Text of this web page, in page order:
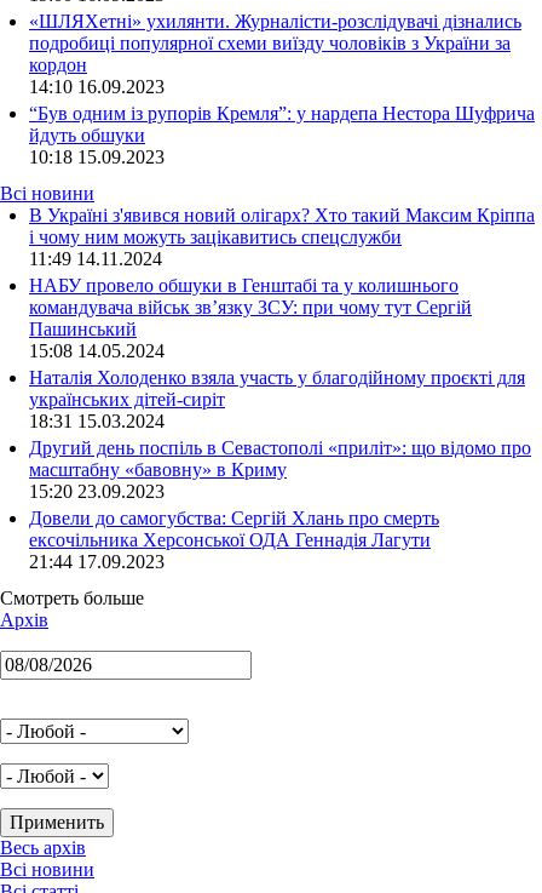
«ШЛЯХетні» ухилянти. Журналісти-розслідувачі дізнались
подробиці популярної схеми виїзду чоловіків з України за
кордон
14:10 16.09.2023
“Був одним із рупорів Кремля”: у нардепа Нестора Шуфрича
йдуть обшуки
10:18 15.09.2023
Всі новини
В Україні з'явився новий олігарх? Хто такий Максим Кріппа
і чому ним можуть зацікавитись спецслужби
11:49 14.11.2024
НАБУ провело обшуки в Генштабі та у колишнього
командувача військ зв’язку ЗСУ: при чому тут Сергій
Пашинський
15:08 14.05.2024
Наталія Холоденко взяла участь у благодійному проєкті для
українських дітей-сиріт
18:31 15.03.2024
Другий день поспіль в Севастополі «приліт»: що відомо про
масштабну «бавовну» в Криму
15:20 23.09.2023
Довели до самогубства: Сергій Хлань про смерть
ексочільника Херсонської ОДА Геннадія Лагути
21:44 17.09.2023
Смотреть больше
Архів
Весь архів
Всі новини